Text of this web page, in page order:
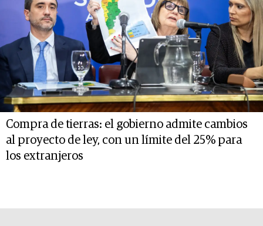
Compra de tierras: el gobierno admite cambios
al proyecto de ley, con un límite del 25% para
los extranjeros